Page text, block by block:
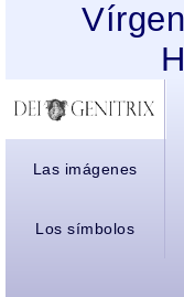
Las imágenes
Los símbolos